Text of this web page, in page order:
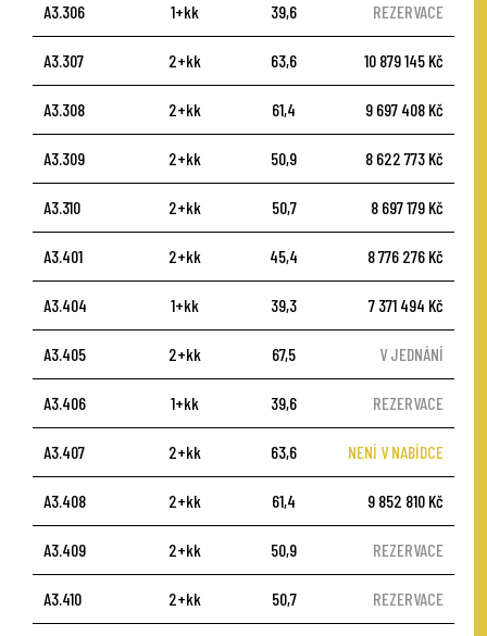
A3.306 1+kk 39,6 REZERVACE
A3.307 2+kk 63,6 10 879 145 Kč
A3.308 2+kk 61,4 9 697 408 Kč
A3.309 2+kk 50,9 8 622 773 Kč
A3.310 2+kk 50,7 8 697 179 Kč
A3.401 2+kk 45,4 8 776 276 Kč
A3.404 1+kk 39,3 7 371 494 Kč
A3.405 2+kk 67,5 V JEDNÁNÍ
A3.406 1+kk 39,6 REZERVACE
A3.407 2+kk 63,6 NENÍ V NABÍDCE
A3.408 2+kk 61,4 9 852 810 Kč
A3.409 2+kk 50,9 REZERVACE
A3.410 2+kk 50,7 REZERVACE